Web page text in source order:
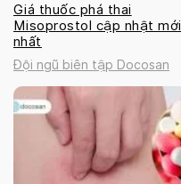
Giá thuốc phá thai
Misoprostol cập nhật mới
nhất
Đội ngũ biên tập Docosan